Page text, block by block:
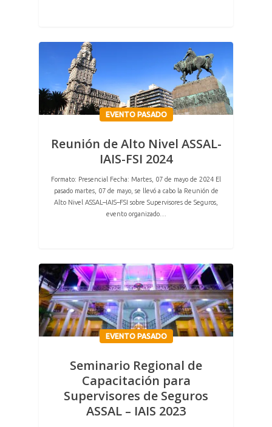
EVENTO PASADO
Reunión de Alto Nivel ASSAL-
IAIS-FSI 2024
Formato: Presencial Fecha: Martes, 07 de mayo de 2024 El
pasado martes, 07 de mayo, se llevó a cabo la Reunión de
Alto Nivel ASSAL–IAIS–FSI sobre Supervisores de Seguros,
evento organizado…
EVENTO PASADO
Seminario Regional de
Capacitación para
Supervisores de Seguros
ASSAL – IAIS 2023